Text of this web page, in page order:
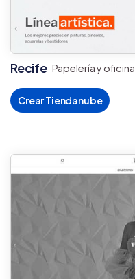
Recife Papelería y oficina
Crear Tiendanube